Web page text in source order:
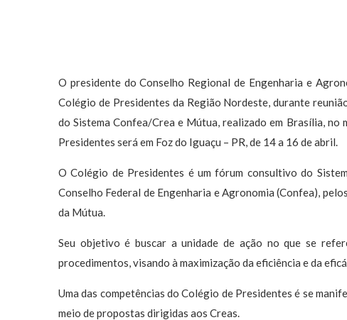
O presidente do Conselho Regional de Engenharia e
Colégio de Presidentes da Região Nordeste, durante
do Sistema Confea/Crea e Mútua, realizado em Brasília,
Presidentes será em Foz do Iguaçu – PR, de 14 a 16 de abril.
O Colégio de Presidentes é um fórum consultivo do
Conselho Federal de Engenharia e Agronomia (Confea),
da Mútua.
Seu objetivo é buscar a unidade de ação no que se
procedimentos, visando à maximização da eficiência e da
Uma das competências do Colégio de Presidentes é se
meio de propostas dirigidas aos Creas.